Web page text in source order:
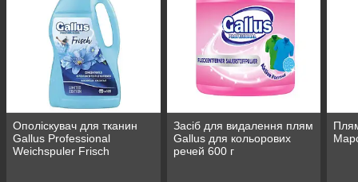
Ополіскувач для тканин
Gallus Professional
Weichspuler Frisch
Засіб для видалення плям
Gallus для кольорових
речей 600 г